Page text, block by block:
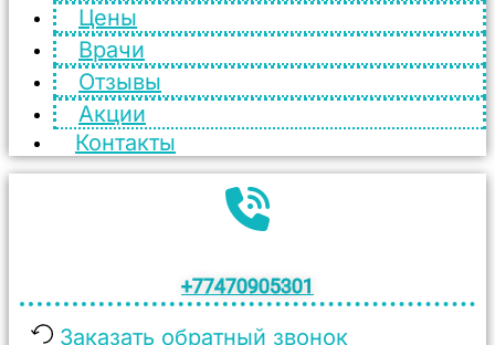
Цены
Врачи
Отзывы
Акции
Контакты
+77470905301
Заказать обратный звонок